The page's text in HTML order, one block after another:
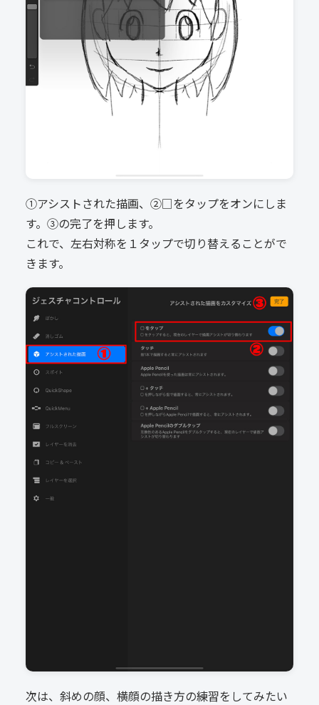
①アシストされた描画、②□をタップをオンにしま
す。③の完了を押します。
これで、左右対称を１タップで切り替えることがで
きます。
次は、斜めの顔、横顔の描き方の練習をしてみたい